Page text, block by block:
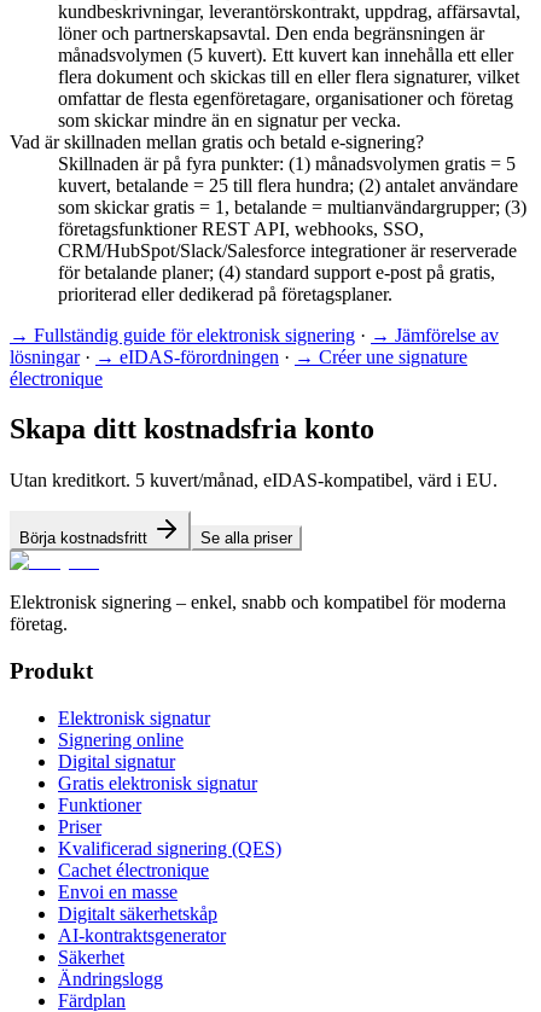
kundbeskrivningar, leverantörskontrakt, uppdrag, affärsavtal,
löner och partnerskapsavtal. Den enda begränsningen är
månadsvolymen (5 kuvert). Ett kuvert kan innehålla ett eller
flera dokument och skickas till en eller flera signaturer, vilket
omfattar de flesta egenföretagare, organisationer och företag
som skickar mindre än en signatur per vecka.
Vad är skillnaden mellan gratis och betald e-signering?
Skillnaden är på fyra punkter: (1) månadsvolymen gratis = 5
kuvert, betalande = 25 till flera hundra; (2) antalet användare
som skickar gratis = 1, betalande = multianvändargrupper; (3)
företagsfunktioner REST API, webhooks, SSO,
CRM/HubSpot/Slack/Salesforce integrationer är reserverade
för betalande planer; (4) standard support e-post på gratis,
prioriterad eller dedikerad på företagsplaner.
→ Fullständig guide för elektronisk signering · → Jämförelse av
lösningar· → eIDAS-förordningen · → Créer une signature
électronique
Skapa ditt kostnadsfria konto
Utan kreditkort. 5 kuvert/månad, eIDAS-kompatibel, värd i EU.
Börja kostnadsfritt Se alla priser
Elektronisk signering – enkel, snabb och kompatibel för moderna
företag.
Produkt
Elektronisk signatur
Signering online
Digital signatur
Gratis elektronisk signatur
Funktioner
Priser
Kvalificerad signering (QES)
Cachet électronique
Envoi en masse
Digitalt säkerhetskåp
AI-kontraktsgenerator
Säkerhet
Ändringslogg
Färdplan